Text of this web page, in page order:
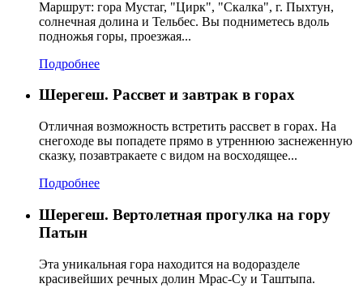
Маршрут: гора Мустаг, "Цирк", "Скалка", г. Пыхтун,
солнечная долина и Тельбес. Вы подниметесь вдоль
подножья горы, проезжая...
Подробнее
Шерегеш. Рассвет и завтрак в горах
Отличная возможность встретить рассвет в горах. На
снегоходе вы попадете прямо в утреннюю заснеженную
сказку, позавтракаете с видом на восходящее...
Подробнее
Шерегеш. Вертолетная прогулка на гору
Патын
Эта уникальная гора находится на водоразделе
красивейших речных долин Мрас-Су и Таштыпа.